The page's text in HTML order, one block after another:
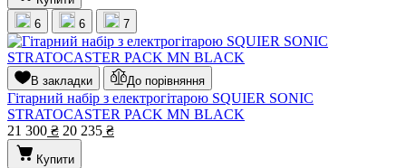
6
6 7
В закладки До порівняння
Гітарний набір з електрогітарою SQUIER SONIC
STRATOCASTER PACK MN BLACK
21 300 ₴ 20 235 ₴
Купити